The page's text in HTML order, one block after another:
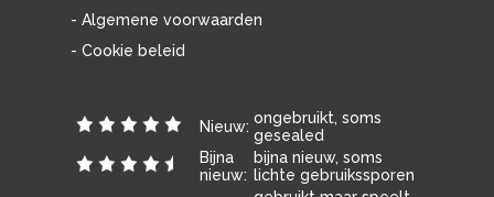
- Algemene voorwaarden
- Cookie beleid
Nieuw: ongebruikt, soms
gesealed
Bijna
nieuw:
bijna nieuw, soms
lichte gebruikssporen